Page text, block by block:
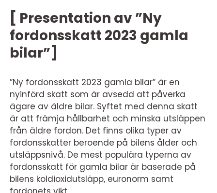
[ Presentation av ”Ny
fordonsskatt 2023 gamla
bilar”]
”Ny fordonsskatt 2023 gamla bilar” är en
nyinförd skatt som är avsedd att påverka
ägare av äldre bilar. Syftet med denna skatt
är att främja hållbarhet och minska utsläppen
från äldre fordon. Det finns olika typer av
fordonsskatter beroende på bilens ålder och
utsläppsnivå. De mest populära typerna av
fordonsskatt för gamla bilar är baserade på
bilens koldioxidutsläpp, euronorm samt